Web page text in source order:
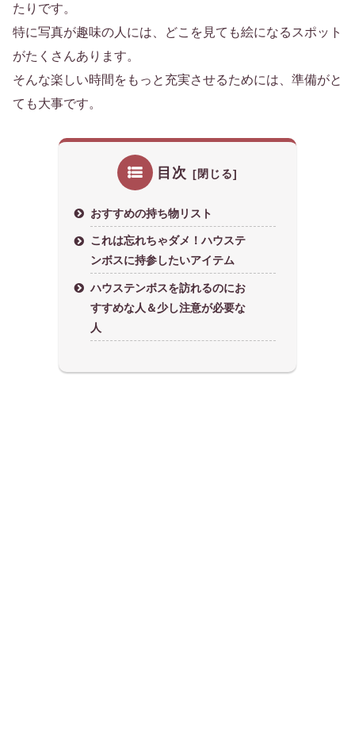
たりです。
特に写真が趣味の人には、どこを見ても絵になるスポット
がたくさんあります。
そんな楽しい時間をもっと充実させるためには、準備がと
ても大事です。
目次
おすすめの持ち物リスト
これは忘れちゃダメ！ハウステ
ンボスに持参したいアイテム
ハウステンボスを訪れるのにお
すすめな人＆少し注意が必要な
人